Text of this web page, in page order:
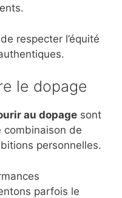
respecter l’équité
le dopage
au dopage sont
combinaison de
personnelles.
parfois le